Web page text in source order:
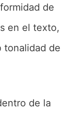
de
en el texto,
tonalidad de
de la